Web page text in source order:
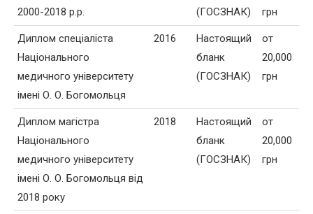
2000-2018 р.р.
(ГОСЗНАК)
грн
Диплом спеціаліста
Національного
медичного університету
імені О. О. Богомольця
2016
Настоящий
бланк
(ГОСЗНАК)
от
20,000
грн
Диплом магістра
Національного
медичного університету
імені О. О. Богомольця від
2018 року
2018
Настоящий
бланк
(ГОСЗНАК)
от
20,000
грн